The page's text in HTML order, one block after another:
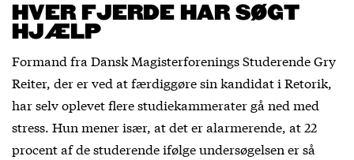
HVER FJERDE HAR SØGT
HJÆLP
Formand fra Dansk Magisterforenings Studerende Gry
Reiter, der er ved at færdiggøre sin kandidat i Retorik,
har selv oplevet flere studiekammerater gå ned med
stress. Hun mener især, at det er alarmerende, at 22
procent af de studerende ifølge undersøgelsen er så